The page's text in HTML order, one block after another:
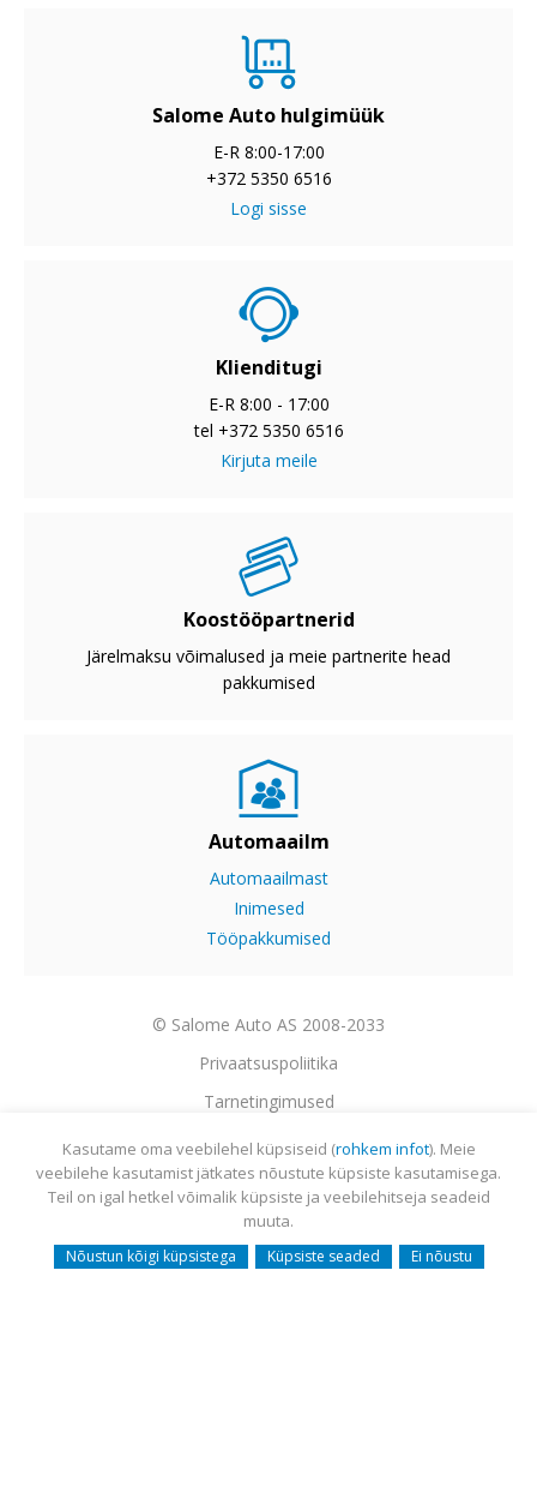
Salome Auto hulgimüük
E-R 8:00-17:00
+372 5350 6516
Logi sisse
Klienditugi
E-R 8:00 - 17:00
tel +372 5350 6516
Kirjuta meile
Koostööpartnerid
Järelmaksu võimalused ja meie partnerite head
pakkumised
Automaailm
Automaailmast
Inimesed
Tööpakkumised
© Salome Auto AS 2008-2033
Privaatsuspoliitika
Tarnetingimused
Garantii
Utiliseerimine
Sisukaart
Webmail
Kasutame oma veebilehel küpsiseid (rohkem infot). Meie
veebilehe kasutamist jätkates nõustute küpsiste kasutamisega.
Teil on igal hetkel võimalik küpsiste ja veebilehitseja seadeid
muuta.
Nõustun kõigi küpsistega Küpsiste seaded Ei nõustu